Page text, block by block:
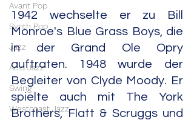
Avant Pop
Synth Pop
Jazz
Acid Jazz
Swing
Westcoast Jazz
1942 wechselte er zu Bill
Monroe's Blue Grass Boys, die
in der Grand Ole Opry
auftraten. 1948 wurde der
Begleiter von Clyde Moody. Er
spielte auch mit The York
Brothers, Flatt & Scruggs und